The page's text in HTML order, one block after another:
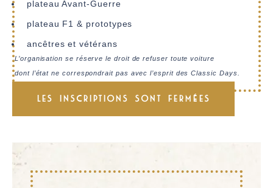
plateau Avant-Guerre
plateau F1 & prototypes
ancêtres et vétérans
L’organisation se réserve le droit de refuser toute voiture
dont l’état ne correspondrait pas avec l’esprit des Classic Days.
LES INSCRIPTIONS SONT FERMÉES